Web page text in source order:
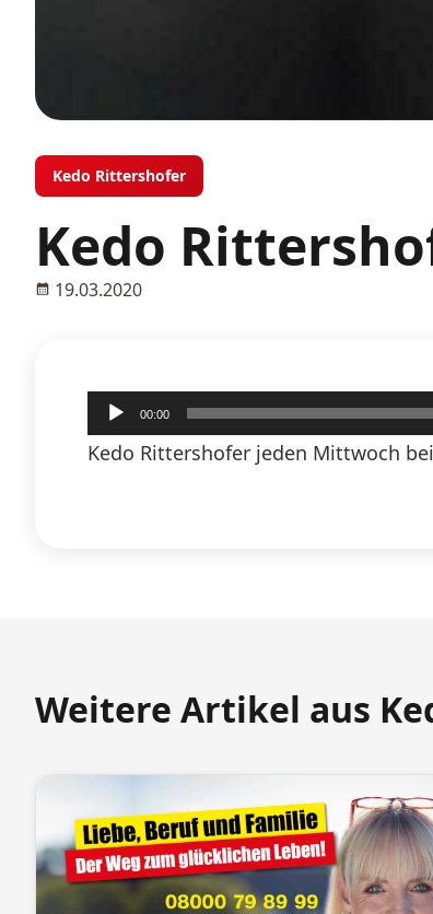
Kedo Rittershofer
Kedo
19.03.2020
Audio-
Player
00:00
Kedo Rittershofer jeden Mittwoch
Weitere Artikel aus